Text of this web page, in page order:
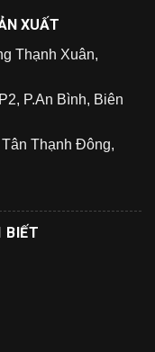
XUẤT
Thạnh Xuân,
P.An Bình, Biên
Thạnh Đông,
BIẾT